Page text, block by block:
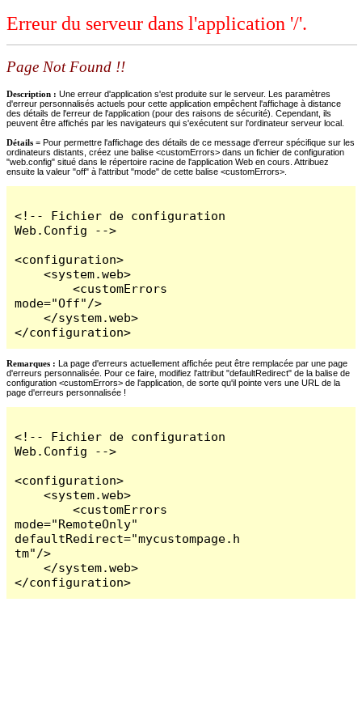
Erreur du serveur dans l'application '/'.
Page Not Found !!
Description : Une erreur d'application s'est produite sur le serveur. Les paramètres
d'erreur personnalisés actuels pour cette application empêchent l'affichage à distance
des détails de l'erreur de l'application (pour des raisons de sécurité). Cependant, ils
peuvent être affichés par les navigateurs qui s'exécutent sur l'ordinateur serveur local.
Détails = Pour permettre l'affichage des détails de ce message d'erreur spécifique sur les
ordinateurs distants, créez une balise <customErrors> dans un fichier de configuration
"web.config" situé dans le répertoire racine de l'application Web en cours. Attribuez
ensuite la valeur "off" à l'attribut "mode" de cette balise <customErrors>.
<!-- Fichier de configuration
Web.Config -->
<configuration>
    <system.web>
        <customErrors
mode="Off"/>
    </system.web>
</configuration>
Remarques : La page d'erreurs actuellement affichée peut être remplacée par une page
d'erreurs personnalisée. Pour ce faire, modifiez l'attribut "defaultRedirect" de la balise de
configuration <customErrors> de l'application, de sorte qu'il pointe vers une URL de la
page d'erreurs personnalisée !
<!-- Fichier de configuration
Web.Config -->
<configuration>
    <system.web>
        <customErrors
mode="RemoteOnly"
defaultRedirect="mycustompage.h
tm"/>
    </system.web>
</configuration>